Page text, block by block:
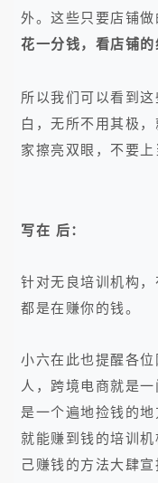
外。这些只要店铺做
花一分钱，看店铺
所以我们可以看到
白，无所不用其极
家擦亮双眼，不要上
写在 后：
针对无良培训机构，
都是在赚你的钱。
小六在此也提醒各
人，跨境电商就是
是一个遍地捡钱的
就能赚到钱的培训
己赚钱的方法大肆宣